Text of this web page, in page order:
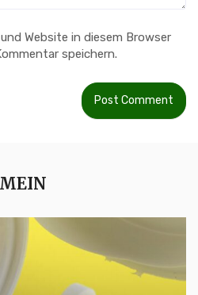
Website in diesem Browser
speichern.